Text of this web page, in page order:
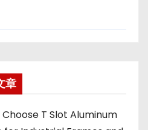
章
T Slot Aluminum